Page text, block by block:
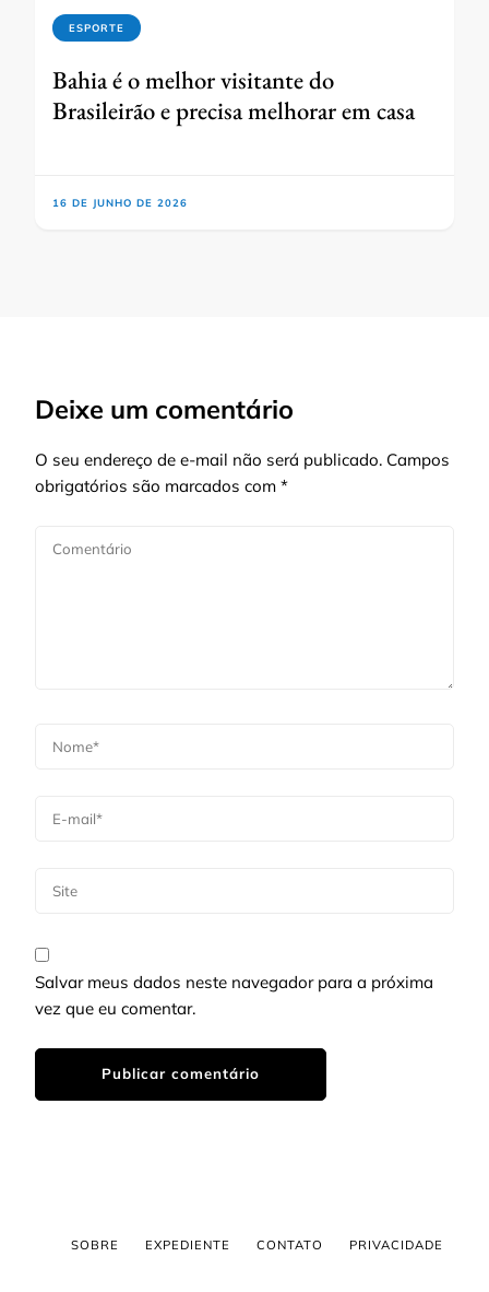
ESPORTE
Bahia é o melhor visitante do
Brasileirão e precisa melhorar em casa
16 DE JUNHO DE 2026
Deixe um comentário
O seu endereço de e-mail não será publicado. Campos
obrigatórios são marcados com *
Salvar meus dados neste navegador para a próxima
vez que eu comentar.
SOBRE EXPEDIENTE CONTATO PRIVACIDADE